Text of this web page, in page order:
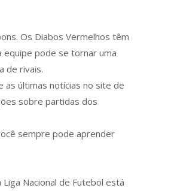
Os Diabos Vermelhos têm
equipe pode se tornar uma
de rivais.
últimas notícias no site de
sobre partidas dos
sempre pode aprender
Nacional de Futebol está